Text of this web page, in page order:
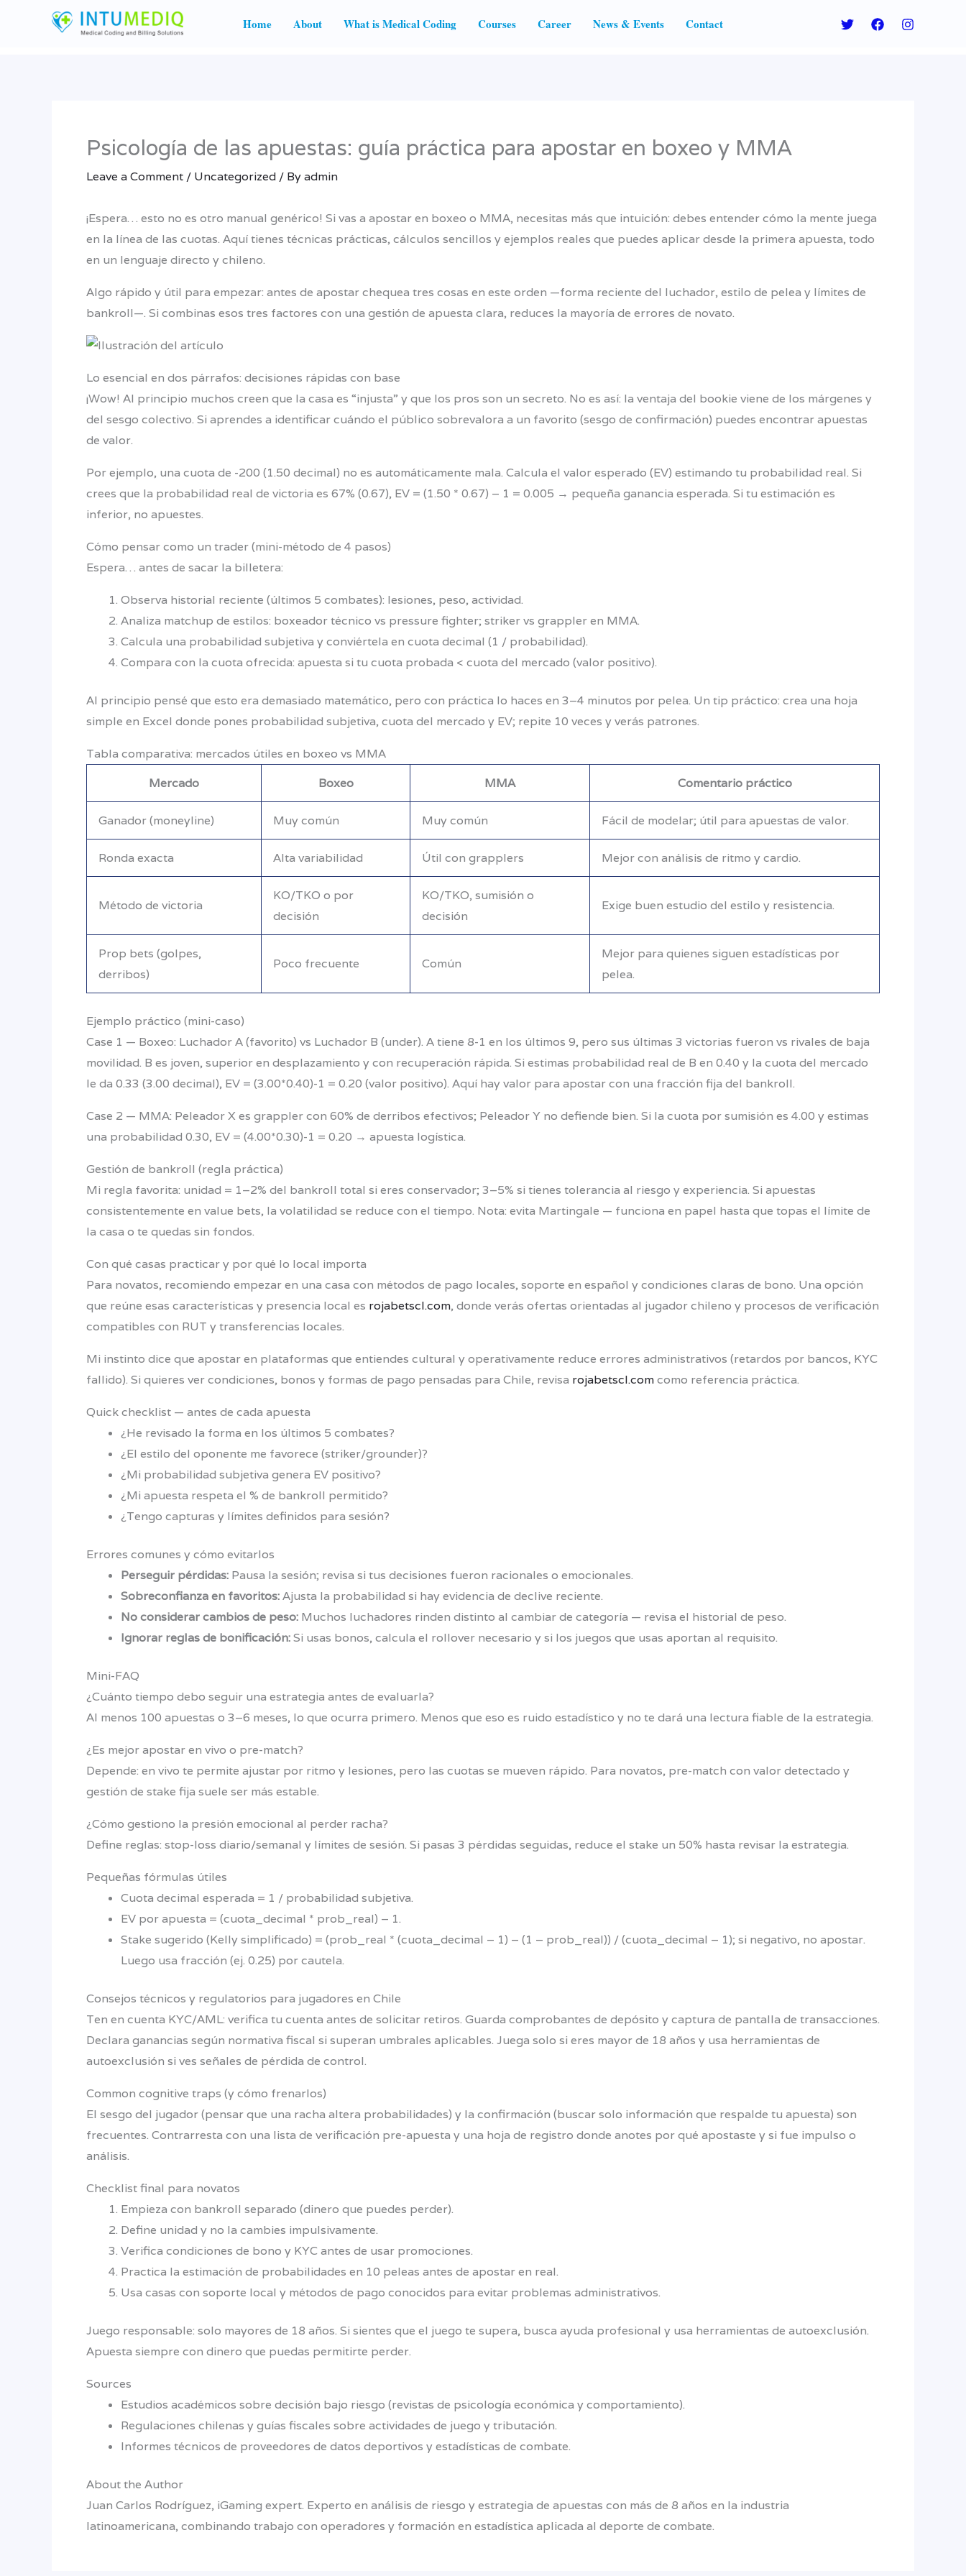
Home About What is Medical Coding Courses Career News & Events Contact
Psicología de las apuestas: guía práctica para apostar en boxeo y MMA
Leave a Comment / Uncategorized / Byadmin
¡Espera… esto no es otro manual genérico! Si vas a apostar en boxeo o MMA, necesitas más que intuición: debes entender cómo la mente juega
en la línea de las cuotas. Aquí tienes técnicas prácticas, cálculos sencillos y ejemplos reales que puedes aplicar desde la primera apuesta, todo
en un lenguaje directo y chileno.
Algo rápido y útil para empezar: antes de apostar chequea tres cosas en este orden —forma reciente del luchador, estilo de pelea y límites de
bankroll—. Si combinas esos tres factores con una gestión de apuesta clara, reduces la mayoría de errores de novato.
Lo esencial en dos párrafos: decisiones rápidas con base
¡Wow! Al principio muchos creen que la casa es “injusta” y que los pros son un secreto. No es así: la ventaja del bookie viene de los márgenes y
del sesgo colectivo. Si aprendes a identificar cuándo el público sobrevalora a un favorito (sesgo de confirmación) puedes encontrar apuestas
de valor.
Por ejemplo, una cuota de -200 (1.50 decimal) no es automáticamente mala. Calcula el valor esperado (EV) estimando tu probabilidad real. Si
crees que la probabilidad real de victoria es 67% (0.67), EV = (1.50 * 0.67) – 1 = 0.005 → pequeña ganancia esperada. Si tu estimación es
inferior, no apuestes.
Cómo pensar como un trader (mini-método de 4 pasos)
Espera… antes de sacar la billetera:
Observa historial reciente (últimos 5 combates): lesiones, peso, actividad.
Analiza matchup de estilos: boxeador técnico vs pressure fighter; striker vs grappler en MMA.
Calcula una probabilidad subjetiva y conviértela en cuota decimal (1 / probabilidad).
Compara con la cuota ofrecida: apuesta si tu cuota probada < cuota del mercado (valor positivo).
Al principio pensé que esto era demasiado matemático, pero con práctica lo haces en 3–4 minutos por pelea. Un tip práctico: crea una hoja
simple en Excel donde pones probabilidad subjetiva, cuota del mercado y EV; repite 10 veces y verás patrones.
Tabla comparativa: mercados útiles en boxeo vs MMA
Mercado
Boxeo MMA Comentario práctico
Ganador (moneyline) Muy común Muy común Fácil de modelar; útil para apuestas de valor.
Ronda exacta Alta variabilidad Útil con grapplers Mejor con análisis de ritmo y cardio.
Método de victoria
KO/TKO o por
decisión
KO/TKO, sumisión o
decisión
Exige buen estudio del estilo y resistencia.
Prop bets (golpes,
derribos)
Poco frecuente Común
Mejor para quienes siguen estadísticas por
pelea.
Ejemplo práctico (mini-caso)
Case 1 — Boxeo: Luchador A (favorito) vs Luchador B (under). A tiene 8-1 en los últimos 9, pero sus últimas 3 victorias fueron vs rivales de baja
movilidad. B es joven, superior en desplazamiento y con recuperación rápida. Si estimas probabilidad real de B en 0.40 y la cuota del mercado
le da 0.33 (3.00 decimal), EV = (3.00*0.40)-1 = 0.20 (valor positivo). Aquí hay valor para apostar con una fracción fija del bankroll.
Case 2 — MMA: Peleador X es grappler con 60% de derribos efectivos; Peleador Y no defiende bien. Si la cuota por sumisión es 4.00 y estimas
una probabilidad 0.30, EV = (4.00*0.30)-1 = 0.20 → apuesta logística.
Gestión de bankroll (regla práctica)
Mi regla favorita: unidad = 1–2% del bankroll total si eres conservador; 3–5% si tienes tolerancia al riesgo y experiencia. Si apuestas
consistentemente en value bets, la volatilidad se reduce con el tiempo. Nota: evita Martingale — funciona en papel hasta que topas el límite de
la casa o te quedas sin fondos.
Con qué casas practicar y por qué lo local importa
Para novatos, recomiendo empezar en una casa con métodos de pago locales, soporte en español y condiciones claras de bono. Una opción
que reúne esas características y presencia local es rojabetscl.com, donde verás ofertas orientadas al jugador chileno y procesos de verificación
compatibles con RUT y transferencias locales.
Mi instinto dice que apostar en plataformas que entiendes cultural y operativamente reduce errores administrativos (retardos por bancos, KYC
fallido). Si quieres ver condiciones, bonos y formas de pago pensadas para Chile, revisa rojabetscl.comcomo referencia práctica.
Quick checklist — antes de cada apuesta
¿He revisado la forma en los últimos 5 combates?
¿El estilo del oponente me favorece (striker/grounder)?
¿Mi probabilidad subjetiva genera EV positivo?
¿Mi apuesta respeta el % de bankroll permitido?
¿Tengo capturas y límites definidos para sesión?
Errores comunes y cómo evitarlos
Perseguir pérdidas: Pausa la sesión; revisa si tus decisiones fueron racionales o emocionales.
Sobreconfianza en favoritos:Ajusta la probabilidad si hay evidencia de declive reciente.
No considerar cambios de peso: Muchos luchadores rinden distinto al cambiar de categoría — revisa el historial de peso.
Ignorar reglas de bonificación:Si usas bonos, calcula el rollover necesario y si los juegos que usas aportan al requisito.
Mini-FAQ
¿Cuánto tiempo debo seguir una estrategia antes de evaluarla?
Al menos 100 apuestas o 3–6 meses, lo que ocurra primero. Menos que eso es ruido estadístico y no te dará una lectura fiable de la estrategia.
¿Es mejor apostar en vivo o pre-match?
Depende: en vivo te permite ajustar por ritmo y lesiones, pero las cuotas se mueven rápido. Para novatos, pre-match con valor detectado y
gestión de stake fija suele ser más estable.
¿Cómo gestiono la presión emocional al perder racha?
Define reglas: stop-loss diario/semanal y límites de sesión. Si pasas 3 pérdidas seguidas, reduce el stake un 50% hasta revisar la estrategia.
Pequeñas fórmulas útiles
Cuota decimal esperada = 1 / probabilidad subjetiva.
EV por apuesta = (cuota_decimal * prob_real) – 1.
Stake sugerido (Kelly simplificado) = (prob_real * (cuota_decimal – 1) – (1 – prob_real)) / (cuota_decimal – 1); si negativo, no apostar.
Luego usa fracción (ej. 0.25) por cautela.
Consejos técnicos y regulatorios para jugadores en Chile
Ten en cuenta KYC/AML: verifica tu cuenta antes de solicitar retiros. Guarda comprobantes de depósito y captura de pantalla de transacciones.
Declara ganancias según normativa fiscal si superan umbrales aplicables. Juega solo si eres mayor de 18 años y usa herramientas de
autoexclusión si ves señales de pérdida de control.
Common cognitive traps (y cómo frenarlos)
El sesgo del jugador (pensar que una racha altera probabilidades) y la confirmación (buscar solo información que respalde tu apuesta) son
frecuentes. Contrarresta con una lista de verificación pre-apuesta y una hoja de registro donde anotes por qué apostaste y si fue impulso o
análisis.
Checklist final para novatos
Empieza con bankroll separado (dinero que puedes perder).
Define unidad y no la cambies impulsivamente.
Verifica condiciones de bono y KYC antes de usar promociones.
Practica la estimación de probabilidades en 10 peleas antes de apostar en real.
Usa casas con soporte local y métodos de pago conocidos para evitar problemas administrativos.
Juego responsable: solo mayores de 18 años. Si sientes que el juego te supera, busca ayuda profesional y usa herramientas de autoexclusión.
Apuesta siempre con dinero que puedas permitirte perder.
Sources
Estudios académicos sobre decisión bajo riesgo (revistas de psicología económica y comportamiento).
Regulaciones chilenas y guías fiscales sobre actividades de juego y tributación.
Informes técnicos de proveedores de datos deportivos y estadísticas de combate.
About the Author
Juan Carlos Rodríguez, iGaming expert. Experto en análisis de riesgo y estrategia de apuestas con más de 8 años en la industria
latinoamericana, combinando trabajo con operadores y formación en estadística aplicada al deporte de combate.